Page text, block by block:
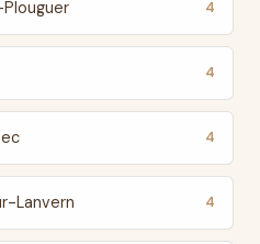
4
4
4
Lanvern 4